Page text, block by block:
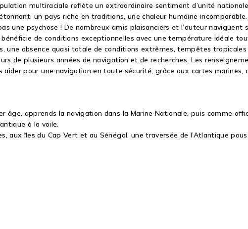
multiraciale reflète un extraordinaire sentiment d’unité
un pays riche en traditions, une chaleur humaine incomparable.
une psychose ! De nombreux amis plaisanciers et l’auteur naviguent
de conditions exceptionnelles avec une température idéale
une absence quasi totale de conditions extrêmes, tempêtes tropicales
de plusieurs années de navigation et de recherches. Les
aider pour une navigation en toute sécurité, grâce aux cartes
apprends la navigation dans la Marine Nationale, puis comme
à la voile.
aux îles du Cap Vert et au Sénégal, une traversée de l’Atlantique